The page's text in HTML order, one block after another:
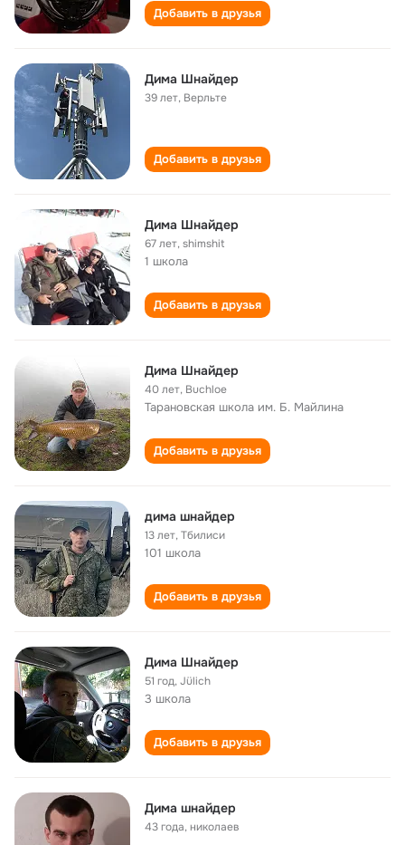
Добавить в друзья
Дима Шнайдер
39 лет, Верльте
Добавить в друзья
Дима Шнайдер
67 лет,shimshit
1 школа
Добавить в друзья
Дима Шнайдер
40 лет, Buchloe
Тарановская школа им. Б. Майлина
Добавить в друзья
дима шнайдер
13 лет,Тбилиси
101 школа
Добавить в друзья
Дима Шнайдер
51 год,Jülich
3 школа
Добавить в друзья
Дима шнайдер
43 года,николаев